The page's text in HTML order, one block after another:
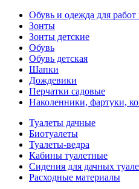
Обувь и одежда для работ
Зонты
Зонты детские
Обувь
Обувь детская
Шапки
Дождевики
Перчатки садовые
Наколенники, фартуки,
Туалеты дачные
Биотуалеты
Туалеты-ведра
Кабины туалетные
Сидения для дачных
Расходные материалы